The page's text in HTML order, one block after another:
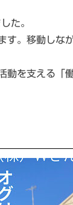
た。
す。移動しな
動を支える「